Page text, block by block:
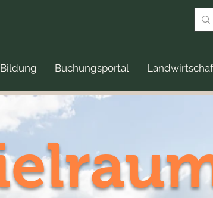
Bildung Buchungsportal